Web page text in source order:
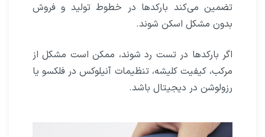
تضمین می‌کند بارکدها در خطوط تولید و فروش
بدون مشکل اسکن شوند.
اگر بارکدها در تست رد شوند، ممکن است مشکل از
مرکب، کیفیت کلیشه، تنظیمات آنیلوکس در فلکسو یا
رزولوشن در دیجیتال باشد.